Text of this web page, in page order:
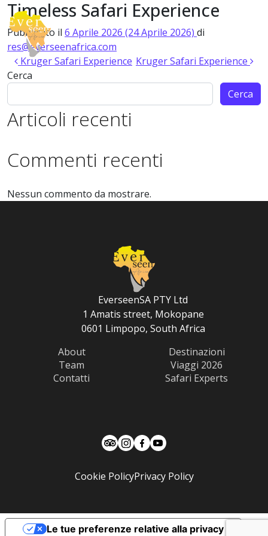
Vai al contenuto
Navigazione principale
Timeless Safari Experience
Pubblicato il 6 Aprile 2026 (24 Aprile 2026) di
res@everseenafrica.com
Navigazione articoli
Kruger Safari Experience Kruger Safari Experience
Cerca
Cerca
Articoli recenti
Commenti recenti
Nessun commento da mostrare.
EverseenSA PTY Ltd
1 Amatis street, Mokopane
0601 Limpopo, South Africa
About
Team
Contatti
Destinazioni
Viaggi 2026
Safari Experts
Cookie PolicyPrivacy Policy
Le tue preferenze relative alla privacy